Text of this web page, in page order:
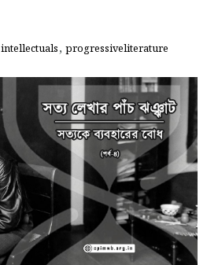
intellectuals, progressiveliterature